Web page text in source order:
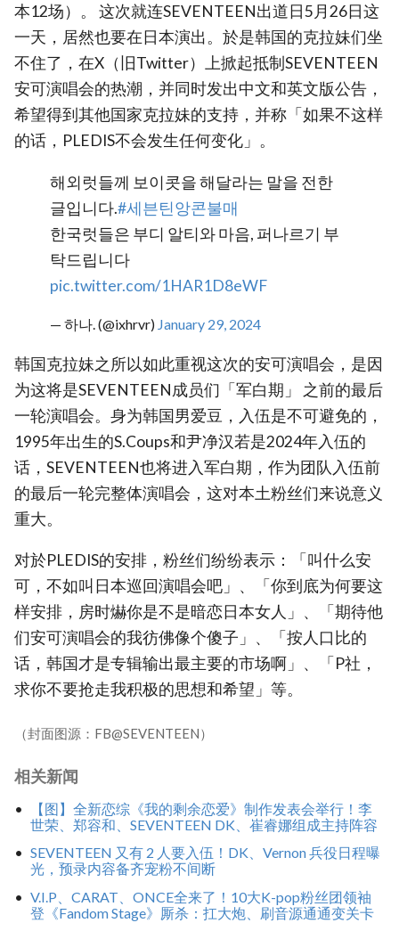
本12场）。 这次就连SEVENTEEN出道日5月26日这
一天，居然也要在日本演出。於是韩国的克拉妹们坐
不住了，在X（旧Twitter）上掀起抵制SEVENTEEN
安可演唱会的热潮，并同时发出中文和英文版公告，
希望得到其他国家克拉妹的支持，并称「如果不这样
的话，PLEDIS不会发生任何变化」。
해외럿들께 보이콧을 해달라는 말을 전한
글입니다.#세븐틴앙콘불매
한국럿들은 부디 알티와 마음, 퍼나르기 부
탁드립니다
pic.twitter.com/1HAR1D8eWF
— 하나. (@ixhrvr) January 29, 2024
韩国克拉妹之所以如此重视这次的安可演唱会，是因
为这将是SEVENTEEN成员们「军白期」 之前的最后
一轮演唱会。身为韩国男爱豆，入伍是不可避免的，
1995年出生的S.Coups和尹净汉若是2024年入伍的
话，SEVENTEEN也将进入军白期，作为团队入伍前
的最后一轮完整体演唱会，这对本土粉丝们来说意义
重大。
对於PLEDIS的安排，粉丝们纷纷表示：「叫什么安
可，不如叫日本巡回演唱会吧」、「你到底为何要这
样安排，房时爀你是不是暗恋日本女人」、「期待他
们安可演唱会的我彷佛像个傻子」、「按人口比的
话，韩国才是专辑输出最主要的市场啊」、「P社，
求你不要抢走我积极的思想和希望」等。
（封面图源：FB@SEVENTEEN）
相关新闻
【图】全新恋综《我的剩余恋爱》制作发表会举行！李
世荣、郑容和、SEVENTEEN DK、崔睿娜组成主持阵容
SEVENTEEN 又有 2 人要入伍！DK、Vernon 兵役日程曝
光，预录内容备齐宠粉不间断
V.I.P、CARAT、ONCE全来了！10大K-pop粉丝团领袖
登《Fandom Stage》厮杀：扛大炮、刷音源通通变关卡